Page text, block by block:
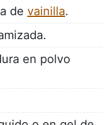
de vainilla.
en polvo